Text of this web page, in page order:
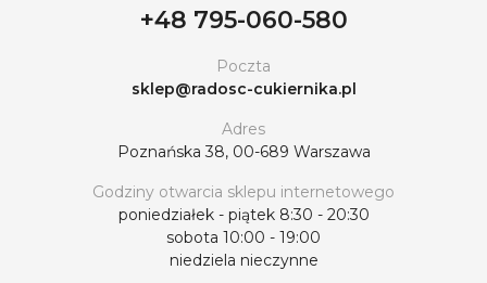
+48 795-060-580
Poczta
sklep@radosc-cukiernika.pl
Adres
Poznańska 38, 00-689 Warszawa
Godziny otwarcia sklepu internetowego
poniedziałek - piątek 8:30 - 20:30
sobota 10:00 - 19:00
niedziela nieczynne